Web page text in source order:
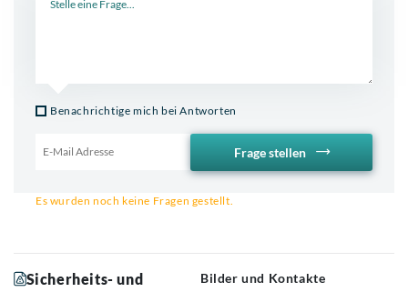
Benachrichtige mich bei Antworten
Frage stellen
Es wurden noch keine Fragen gestellt.
Sicherheits- und
Bilder und Kontakte